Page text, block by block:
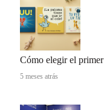
Cómo elegir el
5 meses atrás